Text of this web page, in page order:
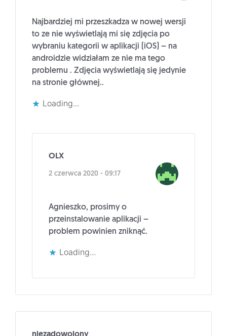
Najbardziej mi przeszkadza w nowej wersji
to ze nie wyświetlają mi się zdjęcia po
wybraniu kategorii w aplikacji (iOS) – na
androidzie widziałam ze nie ma tego
problemu . Zdjęcia wyświetlają się jedynie
na stronie głównej..
Loading...
OLX
2 czerwca 2020 - 09:17
Agnieszko, prosimy o
przeinstalowanie aplikacji –
problem powinien zniknąć.
Loading...
niezadowolony